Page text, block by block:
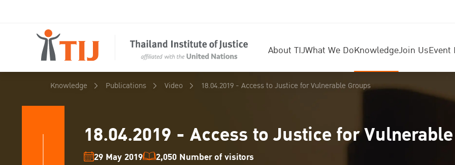
About TIJWhat We DoKnowledgeJoin UsEvent
Knowledge Publications Video 18.04.2019 - Access to Justice for Vulnerable Groups
18.04.2019 - Access to Justice for
29 May 2019 2,050 Number of visitors